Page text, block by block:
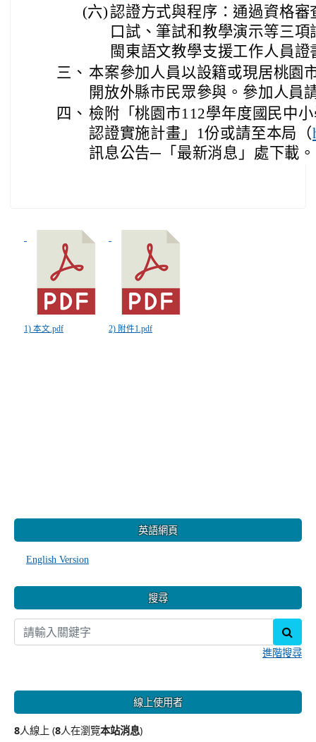
(六)認證方式與程序：通過資格
口試、筆試和教學演示等三
閩東語文教學支援工作人員證
三、 本案參加人員以設籍或現居桃園
開放外縣市民眾參與。參加人員
四、 檢附「桃園市112學年度國民中
認證實施計畫」1份或請至本局（
訊息公告─「最新消息」處下載。
1) 本文.pdf 2) 附件1.pdf
英語網頁
English Version
搜尋
進階搜尋
線上使用者
8人線上 (8人在瀏覽本站消息)